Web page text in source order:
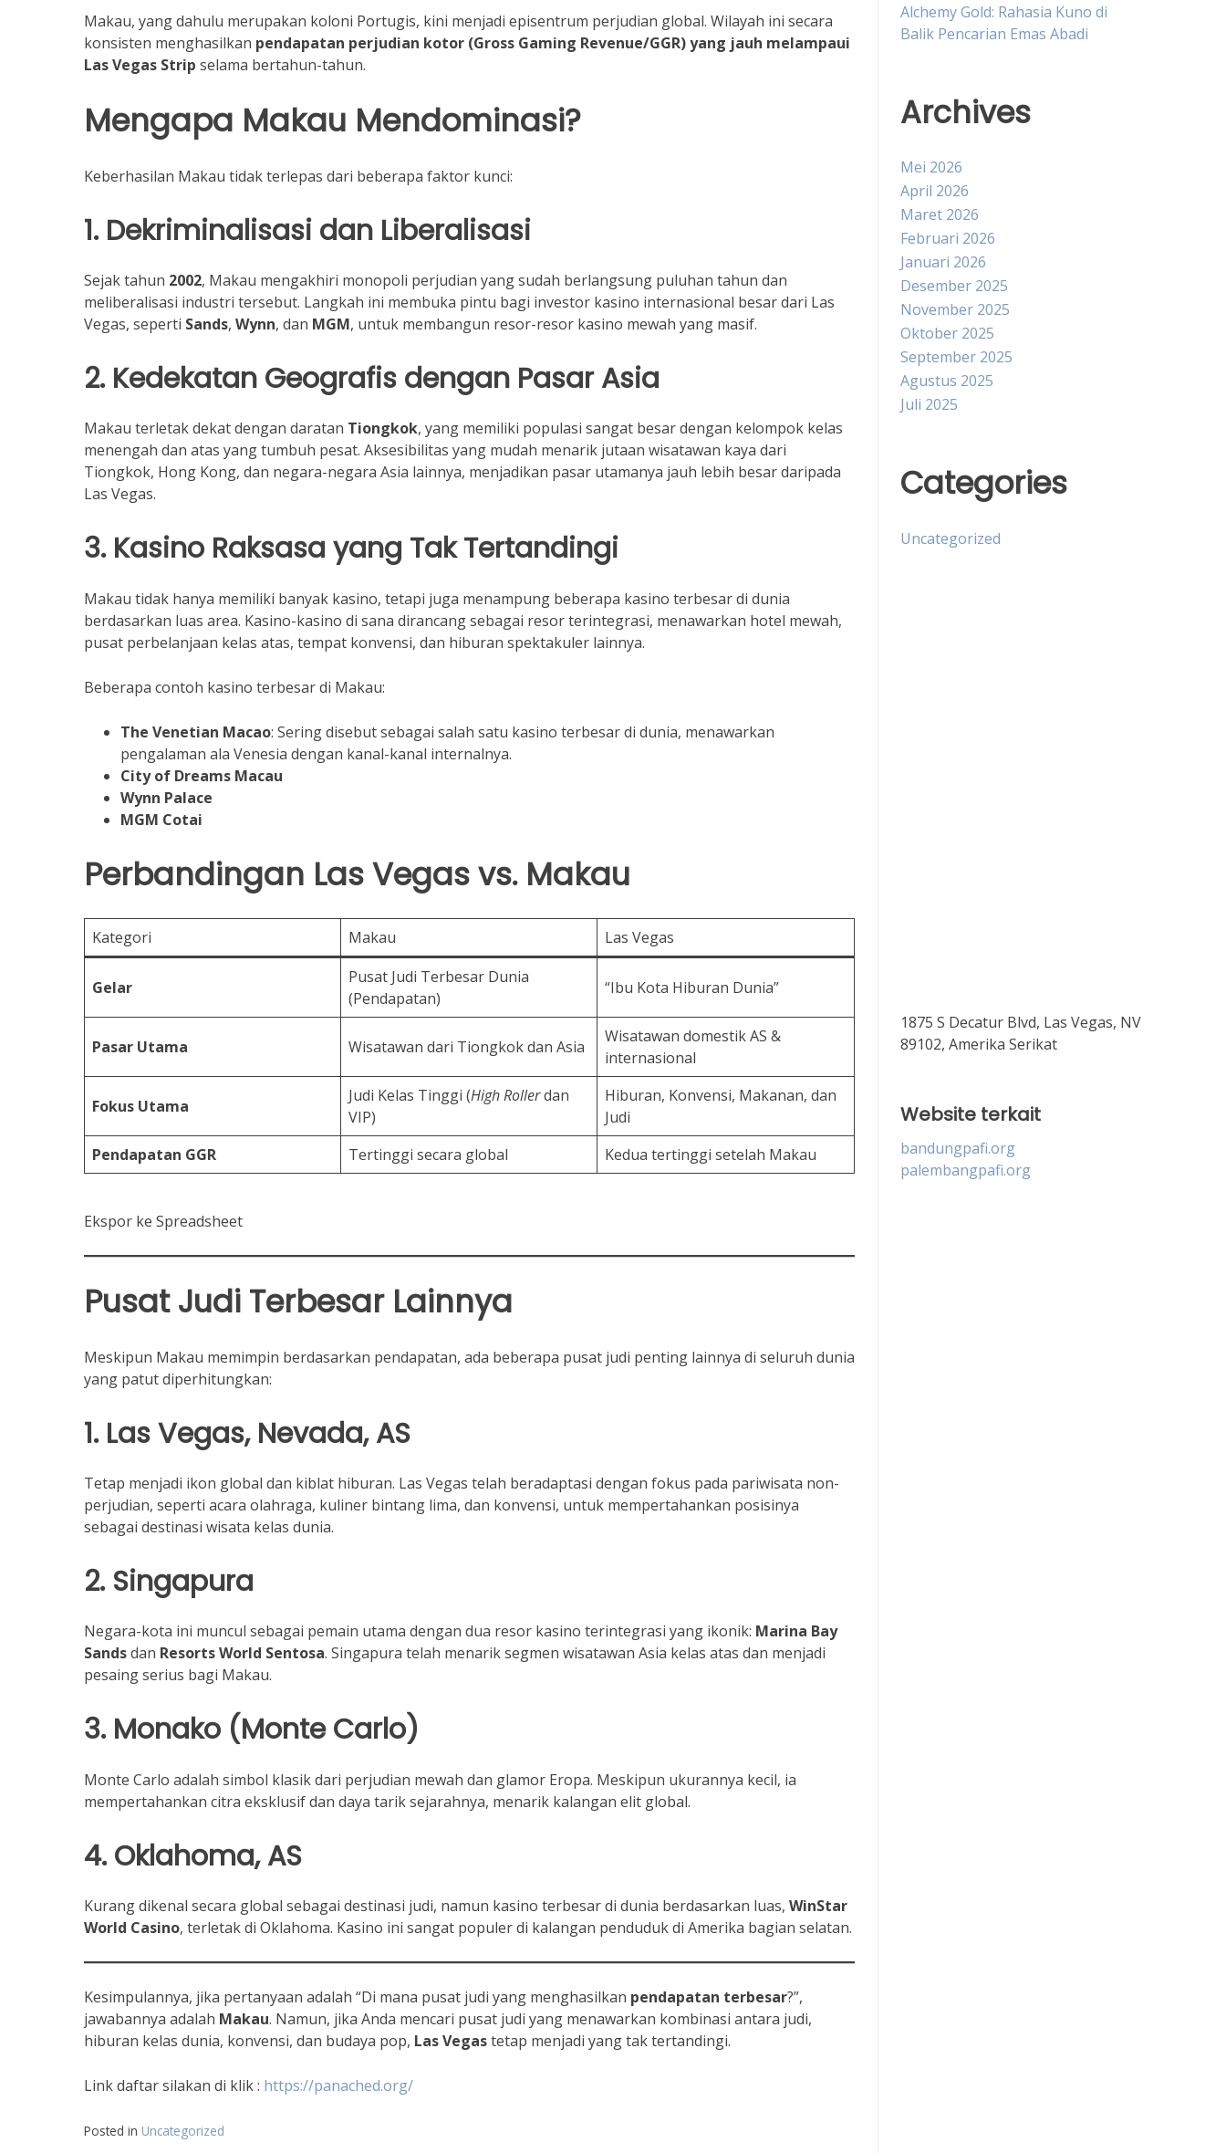
Makau, yang dahulu merupakan koloni Portugis, kini menjadi episentrum perjudian global. Wilayah ini secara
konsisten menghasilkan pendapatan perjudian kotor (Gross Gaming Revenue/GGR) yang jauh melampaui
Las Vegas Strip selama bertahun-tahun.
Mengapa Makau Mendominasi?
Keberhasilan Makau tidak terlepas dari beberapa faktor kunci:
1. Dekriminalisasi dan Liberalisasi
Sejak tahun 2002, Makau mengakhiri monopoli perjudian yang sudah berlangsung puluhan tahun dan
meliberalisasi industri tersebut. Langkah ini membuka pintu bagi investor kasino internasional besar dari Las
Vegas, seperti Sands, Wynn, dan MGM, untuk membangun resor-resor kasino mewah yang masif.
2. Kedekatan Geografis dengan Pasar Asia
Makau terletak dekat dengan daratan Tiongkok, yang memiliki populasi sangat besar dengan kelompok kelas
menengah dan atas yang tumbuh pesat. Aksesibilitas yang mudah menarik jutaan wisatawan kaya dari
Tiongkok, Hong Kong, dan negara-negara Asia lainnya, menjadikan pasar utamanya jauh lebih besar daripada
Las Vegas.
3. Kasino Raksasa yang Tak Tertandingi
Makau tidak hanya memiliki banyak kasino, tetapi juga menampung beberapa kasino terbesar di dunia
berdasarkan luas area. Kasino-kasino di sana dirancang sebagai resor terintegrasi, menawarkan hotel mewah,
pusat perbelanjaan kelas atas, tempat konvensi, dan hiburan spektakuler lainnya.
Beberapa contoh kasino terbesar di Makau:
The Venetian Macao: Sering disebut sebagai salah satu kasino terbesar di dunia, menawarkan
pengalaman ala Venesia dengan kanal-kanal internalnya.
City of Dreams Macau
Wynn Palace
MGM Cotai
Perbandingan Las Vegas vs. Makau
Kategori Makau Las Vegas
Gelar
Pusat Judi Terbesar Dunia
(Pendapatan)
“Ibu Kota Hiburan Dunia”
Pasar Utama Wisatawan dari Tiongkok dan Asia
Wisatawan domestik AS &
internasional
Fokus Utama
Judi Kelas Tinggi (High Rollerdan
VIP)
Hiburan, Konvensi, Makanan, dan
Judi
Pendapatan GGR
Tertinggi secara global Kedua tertinggi setelah Makau
Ekspor ke Spreadsheet
Pusat Judi Terbesar Lainnya
Meskipun Makau memimpin berdasarkan pendapatan, ada beberapa pusat judi penting lainnya di seluruh dunia
yang patut diperhitungkan:
1. Las Vegas, Nevada, AS
Tetap menjadi ikon global dan kiblat hiburan. Las Vegas telah beradaptasi dengan fokus pada pariwisata non-
perjudian, seperti acara olahraga, kuliner bintang lima, dan konvensi, untuk mempertahankan posisinya
sebagai destinasi wisata kelas dunia.
2. Singapura
Negara-kota ini muncul sebagai pemain utama dengan dua resor kasino terintegrasi yang ikonik: Marina Bay
Sandsdan Resorts World Sentosa. Singapura telah menarik segmen wisatawan Asia kelas atas dan menjadi
pesaing serius bagi Makau.
3. Monako (Monte Carlo)
Monte Carlo adalah simbol klasik dari perjudian mewah dan glamor Eropa. Meskipun ukurannya kecil, ia
mempertahankan citra eksklusif dan daya tarik sejarahnya, menarik kalangan elit global.
4. Oklahoma, AS
Kurang dikenal secara global sebagai destinasi judi, namun kasino terbesar di dunia berdasarkan luas, WinStar
World Casino, terletak di Oklahoma. Kasino ini sangat populer di kalangan penduduk di Amerika bagian selatan.
Kesimpulannya, jika pertanyaan adalah “Di mana pusat judi yang menghasilkan pendapatan terbesar?”,
jawabannya adalah Makau. Namun, jika Anda mencari pusat judi yang menawarkan kombinasi antara judi,
hiburan kelas dunia, konvensi, dan budaya pop, Las Vegastetap menjadi yang tak tertandingi.
Link daftar silakan di klik : https://panached.org/
Posted in Uncategorized
Alchemy Gold: Rahasia Kuno di
Balik Pencarian Emas Abadi
Archives
Mei 2026
April 2026
Maret 2026
Februari 2026
Januari 2026
Desember 2025
November 2025
Oktober 2025
September 2025
Agustus 2025
Juli 2025
Categories
Uncategorized
1875 S Decatur Blvd, Las Vegas, NV
89102, Amerika Serikat
Website terkait
bandungpafi.org
palembangpafi.org